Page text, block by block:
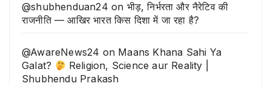
@shubhenduan24 on भीड़, निर्भरता और नैरेटिव की
राजनीति — आखिर भारत किस दिशा में जा रहा है?
@AwareNews24 on Maans Khana Sahi Ya
Galat?
Religion, Science aur Reality |
Shubhendu Prakash